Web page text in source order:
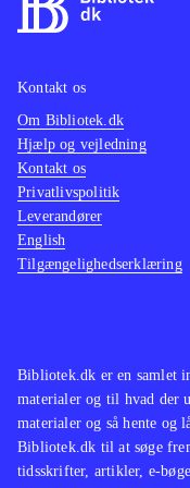
Bibliotek.dk er en samlet
materialer og til hvad der
materialer og så hente og
Bibliotek.dk til at søge
tidsskrifter, artikler, e-
Kontakt os
Om Bibliotek.dk
Hjælp og vejledning
Kontakt os
Privatlivspolitik
Leverandører
English
Tilgængelighedserklæring